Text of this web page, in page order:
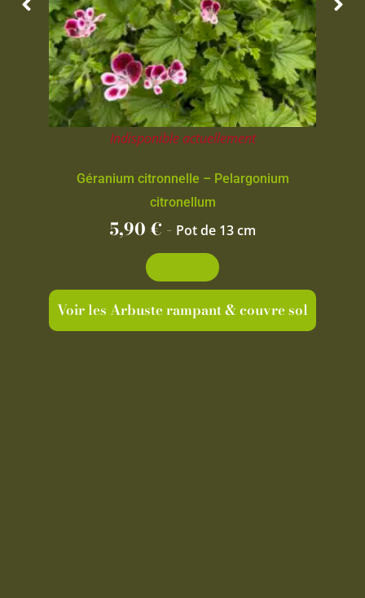
Indisponible actuellement
Géranium citronnelle – Pelargonium
citronellum
5,90€ - Pot de 13 cm
Voir les Arbuste rampant & couvre sol